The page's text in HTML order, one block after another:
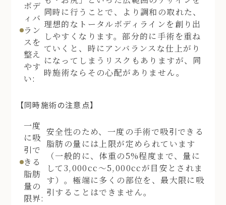
ボデ
ィバ
ラン
スを
整え
やす
い:
同時に行うことで、より調和の取れた、
理想的なトータルボディラインを創り出
しやすくなります。部分的に手術を重ね
ていくと、時にアンバランスな仕上がり
になってしまうリスクもありますが、同
時施術ならその心配がありません。
【同時施術の注意点】
一度
に吸
引で
きる
脂肪
量の
限界:
安全性のため、一度の手術で吸引できる
脂肪の量には上限が定められています
（一般的に、体重の5%程度まで、量に
して3,000cc〜5,000ccが目安とされま
す）。極端に多くの部位を、最大限に吸
引することはできません。